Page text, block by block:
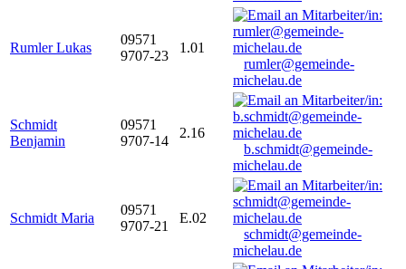
Rumler Lukas
09571
9707-23
1.01
rumler@gemeinde-
michelau.de
Schmidt
Benjamin
09571
9707-14
2.16
b.schmidt@gemeinde-
michelau.de
Schmidt Maria
09571
9707-21
E.02
schmidt@gemeinde-
michelau.de